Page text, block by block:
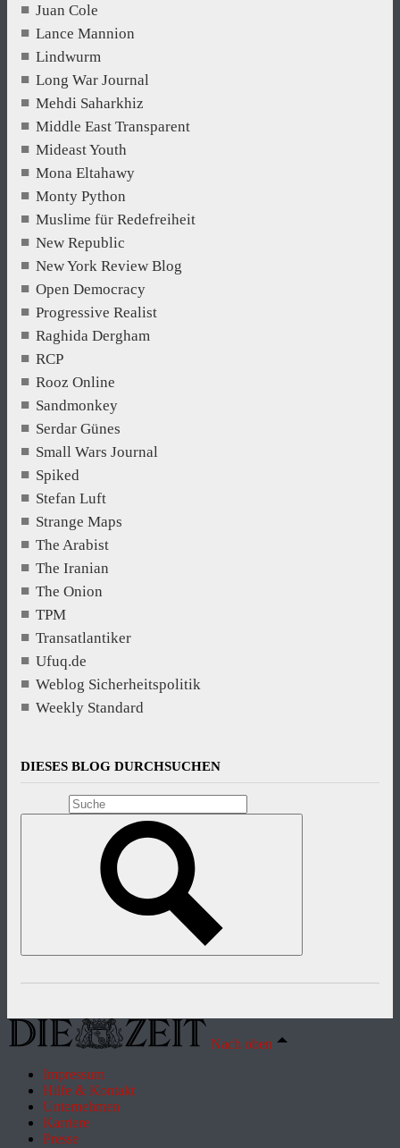
Juan Cole
Lance Mannion
Lindwurm
Long War Journal
Mehdi Saharkhiz
Middle East Transparent
Mideast Youth
Mona Eltahawy
Monty Python
Muslime für Redefreiheit
New Republic
New York Review Blog
Open Democracy
Progressive Realist
Raghida Dergham
RCP
Rooz Online
Sandmonkey
Serdar Günes
Small Wars Journal
Spiked
Stefan Luft
Strange Maps
The Arabist
The Iranian
The Onion
TPM
Transatlantiker
Ufuq.de
Weblog Sicherheitspolitik
Weekly Standard
DIESES BLOG DURCHSUCHEN
Nach oben
Impressum
Hilfe & Kontakt
Unternehmen
Karriere
Presse